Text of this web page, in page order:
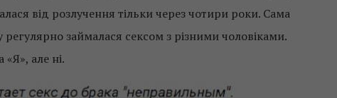
від розлучення тільки через чотири роки. Сама
займалася сексом з різними чоловіками.
але ні.